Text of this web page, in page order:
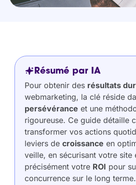
Résumé par IA
Pour obtenir des résultats
webmarketing, la clé réside
persévérance et une
rigoureuse. Ce guide détaille
transformer vos actions
leviers de croissance en
veille, en sécurisant votre site
précisément votre ROI pour
concurrence sur le long terme.